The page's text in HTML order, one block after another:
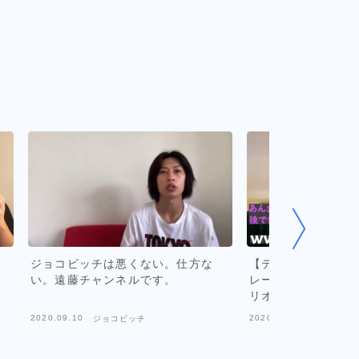
ジョコビッチは悪くない。仕方な
い。遠藤チャンネルです。
2020.09.10 ジョコビッチ
【テニス/ 和訳】
レー インスタライ
リオスとの確執｜
2020.07.20